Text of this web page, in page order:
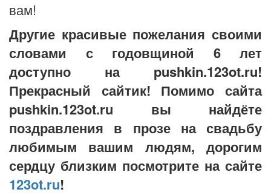
вам!
Другие красивые пожелания своими
словами с годовщиной 6 лет
доступно на pushkin.123ot.ru!
Прекрасный сайтик! Помимо сайта
pushkin.123ot.ru вы найдёте
поздравления в прозе на свадьбу
любимым вашим людям, дорогим
сердцу близким посмотрите на сайте
123ot.ru!